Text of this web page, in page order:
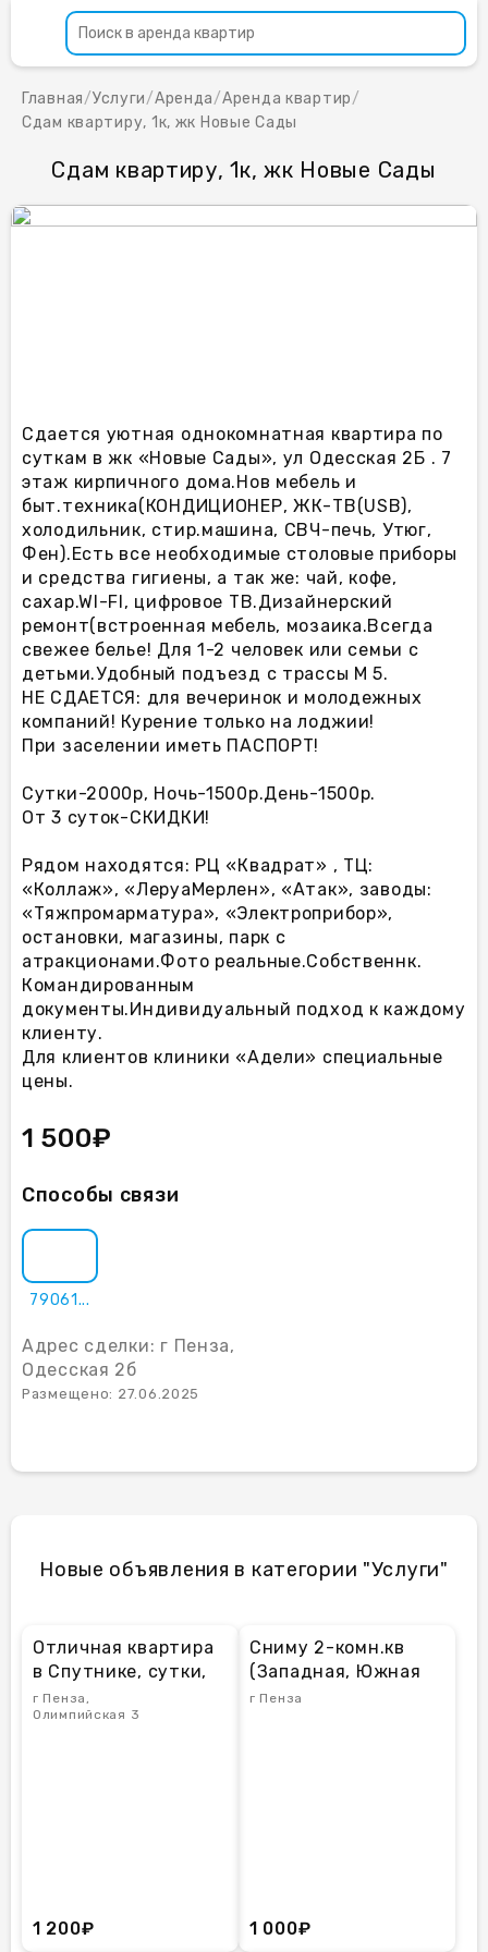
Главная/Услуги/Аренда/Аренда квартир/
Сдам квартиру, 1к, жк Новые Сады
Сдам квартиру, 1к, жк Новые Сады
Сдается уютная однокомнатная квартира по
суткам в жк «Новые Сады», ул Одесская 2Б . 7
этаж кирпичного дома.Нов мебель и
быт.техника(КОНДИЦИОНЕР, ЖК-ТВ(USB),
холодильник, стир.машина, СВЧ-печь, Утюг,
Фен).Есть все необходимые столовые приборы
и средства гигиены, а так же: чай, кофе,
caxap.WI-FI, цифровое ТВ.Дизайнерский
ремонт(встроенная мебель, мозаика.Всегда
свежее белье! Для 1-2 человек или семьи с
детьми.Удобный подъезд с трассы М 5.
НЕ СДАЕТСЯ: для вечеринок и молодежных
компаний! Курение только на лоджии!
При заселении иметь ПАСПОРТ!
Сутки-2000р, Ночь-1500р.День-1500р.
От 3 суток-СКИДКИ!
Рядом находятся: РЦ «Квадрат» , ТЦ:
«Коллаж», «ЛеруаМерлен», «Атак», заводы:
«Тяжпромарматура», «Электроприбор»,
остановки, магазины, парк с
атракционами.Фото реальные.Собственнк.
Командированным
документы.Индивидуальный подход к каждому
клиенту.
Для клиентов клиники «Адели» специальные
цены.
1 500₽
Способы связи
79061...
Адрес сделки: г Пенза,
Одесская 2б
Размещено: 27.06.2025
Новые объявления в категории "Услуги"
Отличная квартира
в Спутнике, сутки,
часы
г Пенза,
Олимпийская 3
1 200₽
Сниму 2-комн.кв
(Западная, Южная
или Заводской)
г Пенза
1 000₽